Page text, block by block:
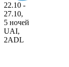
22.10 -
27.10,
5 ночей
UAI,
2ADL